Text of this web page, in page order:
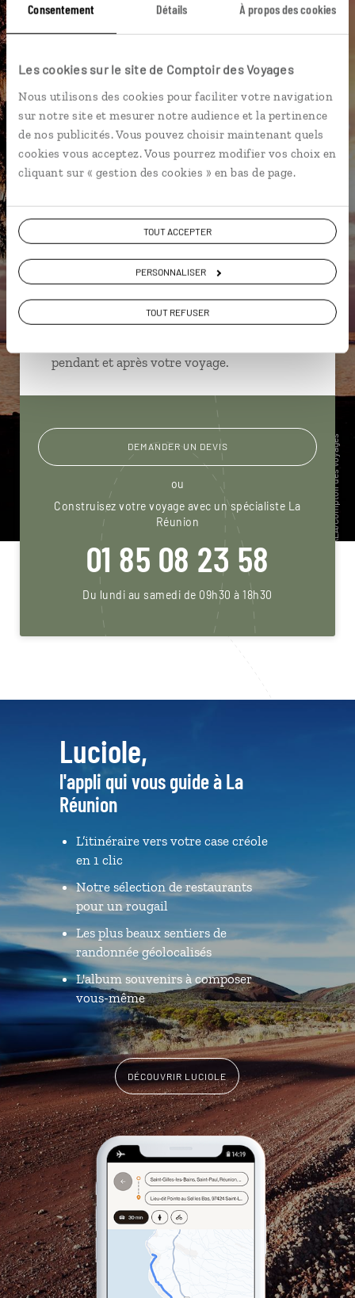
Consentement Détails À propos des cookies
Les cookies sur le site de Comptoir des Voyages
Nous utilisons des cookies pour faciliter votre navigation
sur notre site et mesurer notre audience et la pertinence
de nos publicités. Vous pouvez choisir maintenant quels
cookies vous acceptez. Vous pourrez modifier vos choix en
cliquant sur « gestion des cookies » en bas de page.
TOUT ACCEPTER
PERSONNALISER
TOUT REFUSER
Marion,
spécialiste La Réunion
Lire son interview
Suivez vos envies et demandez conseils à nos
Ils sauront organiser votre itinéraire au plus
Échangez en face à face ou depuis nos studios
connectés en agence, mais aussi par email ou
pendant et après votre voyage.
DEMANDER UN DEVIS
ou
Construisez votre voyage avec un spécialiste La
Réunion
01 85 08 23 58
Du lundi au samedi de 09h30 à 18h30
Luciole,
l'appli qui vous guide à La
Réunion
L’itinéraire vers votre case créole
en 1 clic
Notre sélection de restaurants
pour un rougail
Les plus beaux sentiers de
randonnée géolocalisés
L'album souvenirs à composer
vous-même
DÉCOUVRIR LUCIOLE